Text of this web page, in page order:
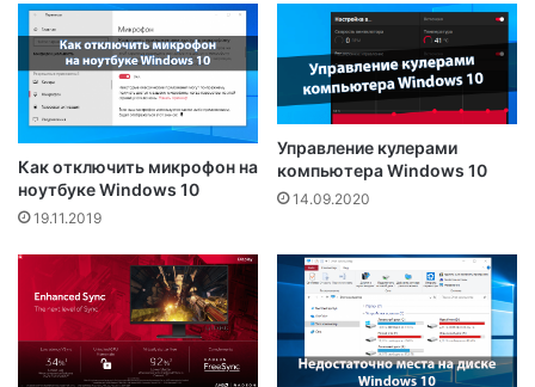
Как отключить микрофон на
ноутбуке Windows 10
19.11.2019
Управление кулерами
компьютера Windows 10
14.09.2020